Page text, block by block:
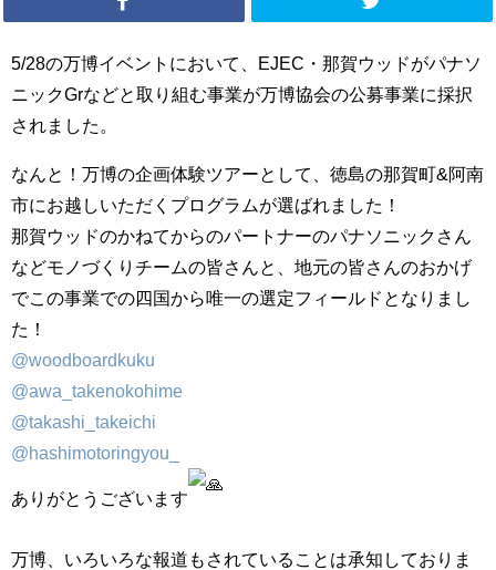
5/28の万博イベントにおいて、EJEC・那賀ウッドがパナソ
ニックGrなどと取り組む事業が万博協会の公募事業に採択
されました。
なんと！万博の企画体験ツアーとして、徳島の那賀町&阿南
市にお越しいただくプログラムが選ばれました！
那賀ウッドのかねてからのパートナーのパナソニックさん
などモノづくりチームの皆さんと、地元の皆さんのおかげ
でこの事業での四国から唯一の選定フィールドとなりまし
た！
@woodboardkuku
@awa_takenokohime
@takashi_takeichi
@hashimotoringyou_
ありがとうございます
万博、いろいろな報道もされていることは承知しておりま